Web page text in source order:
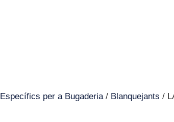
Específics per a Bugaderia / Blanquejants /